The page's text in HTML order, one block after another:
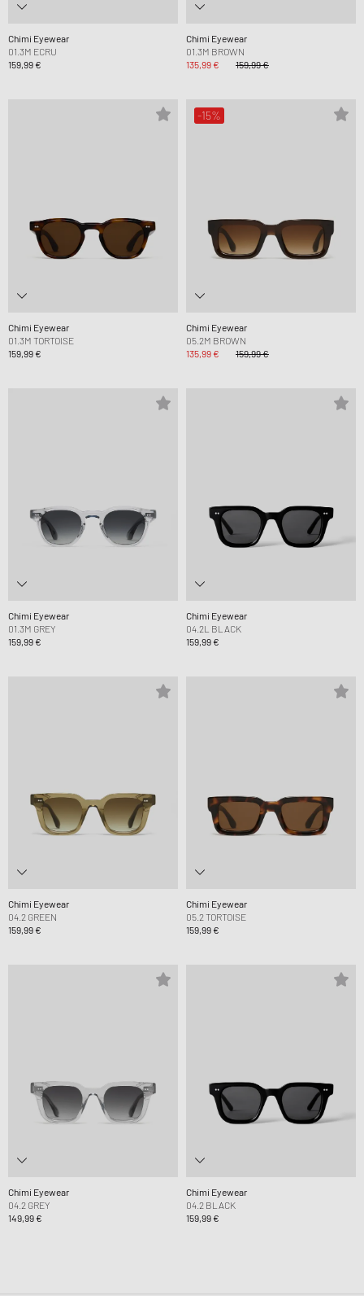
Chimi Eyewear
01.3M ECRU
159,99 €
Chimi Eyewear
01.3M BROWN
135,99 €
159,99 €
Chimi Eyewear
01.3M TORTOISE
159,99 €
-15%
Chimi Eyewear
05.2M BROWN
135,99 €
159,99 €
Chimi Eyewear
01.3M GREY
159,99 €
Chimi Eyewear
04.2L BLACK
159,99 €
Chimi Eyewear
04.2 GREEN
159,99 €
Chimi Eyewear
05.2 TORTOISE
159,99 €
Chimi Eyewear
04.2 GREY
149,99 €
Chimi Eyewear
04.2 BLACK
159,99 €